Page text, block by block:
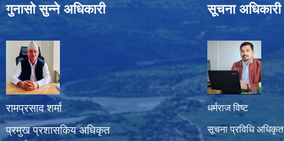
गुनासो सुन्ने अधिकारी
रामप्रसाद शर्मा
प्रमुख प्रशासकिय अधिकृत
सूचना अधिकारी
धर्मराज विष्ट
सूचना प्रविधि अधिकृत